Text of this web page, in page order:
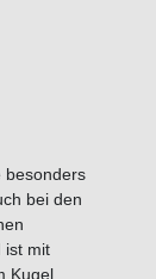
besonders
bei den
ist mit
Kugel